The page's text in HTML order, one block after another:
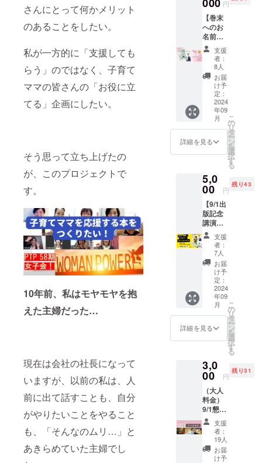
さんにとって何かメリット
のあることをしたい。
私が一方的に「支援しても
らう」のではなく、子育て
ママの皆さんの「お役に立
てる」企画にしたい。
そう思って立ち上げたの
が、このプロジェクトで
す。
10年前、私はモヤモヤを抱
えた主婦だった…
現在は会社の社長になって
いますが、以前の私は、人
前に出て話すことも、自分
がやりたいことをやること
も、「そんなのムリ…」と
あきらめていた主婦でし
バッグ
をお届
けしま
す。 ・
環境に
優し
い：
コット
ン素材
のエコ
バッグ
で、環
境に配
慮した
サポー
トしま
容 1.書
籍1冊 2.
エコ
バッグ
・サイ
ズ：A4
サイズ
・素
材：
コット
ン ・カ
ラー：
ホワイ
ト ・デ
ザイ
タンの
ロゴ入
量で持
ち運び
に便利
条件指
定注意
事項 ・
返品・
交換：
商品の
不良が
・坂下
賀英子
の書籍
・昆布
締め５
種 詰め
合わせ
・サイ
ズ：1
パック
107mm
×195m
量： ・
あおり
ひらめ
昆布締
め(80g)
・真鯛
昆布締
め(90g)
・かじ
きまぐ
ろ昆布
締め
(100g)
・甘え
び昆布
締め
(100g)
料：あ
おりい
らめ(新
湊)、真
鯛(新
湊)、か
じきま
ぐろ(太
平洋)、
甘えび
(富山
湾)、昆
布(北海
このリ
ターン
を通じ
て、感
謝の気
持ちを
伝えま
す。 書
籍の内
容は、
能登半
島地震
を経験
した子
育てマ
じて得
た気づ
きや、
子育て
の知
恵、マ
マたち
の生き
方に対
する実
践的な
アドバ
イスが
詰まっ
ていま
す。 ・
メリッ
な書籍2
版され
る書籍
を2冊お
手元に
届けま
す。一
冊はご
自身で
楽し
み、も
う一冊
円
【巻末
へのお
名前掲
載】+書
籍１冊
本の巻
末にご
支援い
ただい
た方の
お名前
をご掲
載いた
しま
す。 個
人名・
名・
SNSア
カウン
ト名
（YouT
ubeチャ
ンネル
名）な
どを備
考欄に
お書き
くださ
い。 ※
一口に
つき、
一つの
お名前
す。掲
載順は
順不同
です。
・掲載
期間：
事業が
存続す
る限り
掲載
・掲載
支援
者：
8人
お届
け予
定：
2024
年09
月
詳細を見る
こ
の
リ
タ
ー
ン
を
選
択
す
る
5,0
00 円
残り43
【9/1出
版記念
講演
会 リ
アル会
場参加
+書籍1
冊】 坂
下賀英
子の出
版記念
講演会
に参加
し、書
籍1冊を
お受け
ただけ
るリ
ターン
です。
講演会
のみの
参加と
なりま
す。懇
親会と
セット
支援
者：
7人
お届
け予
定：
2024
年09
月
詳細を見る
こ
の
リ
タ
ー
ン
を
選
択
す
る
3,0
00 円
残り31
（大人
料金）
9/1懇親
会【能
登のう
まいも
のを食
べなが
支援
者：
19人
お届
け予